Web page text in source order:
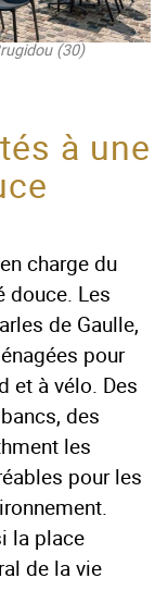
(30)
à une
charge du
douce. Les
de Gaulle,
pour
et à vélo. Des
des
les
pour les
la place
de la vie